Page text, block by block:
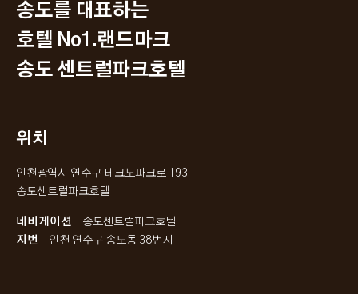
송도를 대표하는
호텔 No1.랜드마크
송도 센트럴파크호텔
위치
인천광역시 연수구 테크노파크로 193
송도센트럴파크호텔
네비게이션
송도센트럴파크호텔
지번
인천 연수구 송도동 38번지